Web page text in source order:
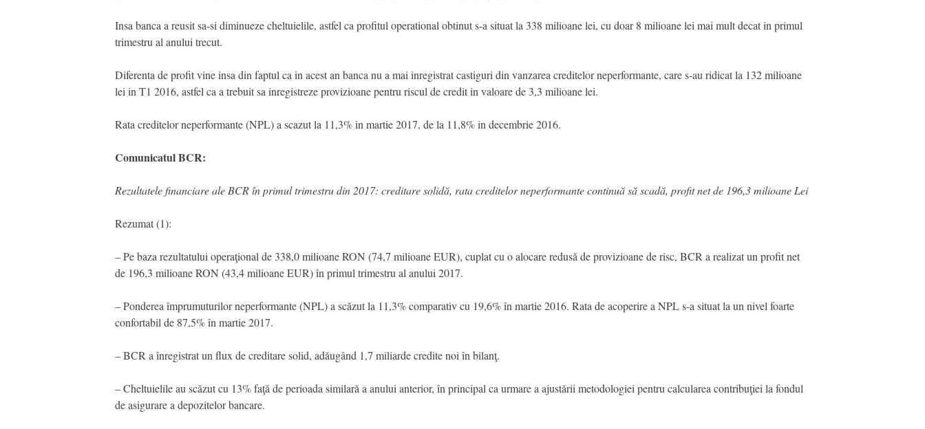
Insa banca a reusit sa-si diminueze cheltuielile, astfel ca profitul operational obtinut s-a situat la 338 milioane lei, cu doar 8 milioane lei mai mult decat in primul
trimestru al anului trecut.
Diferenta de profit vine insa din faptul ca in acest an banca nu a mai inregistrat castiguri din vanzarea creditelor neperformante, care s-au ridicat la 132 milioane
lei in T1 2016, astfel ca a trebuit sa inregistreze provizioane pentru riscul de credit in valoare de 3,3 milioane lei.
Rata creditelor neperformante (NPL) a scazut la 11,3% in martie 2017, de la 11,8% in decembrie 2016.
Comunicatul BCR:
Rezultatele financiare ale BCR în primul trimestru din 2017: creditare solidă, rata creditelor neperformante continuă să scadă, profit net de 196,3 milioane Lei
Rezumat (1):
– Pe baza rezultatului operaţional de 338,0 milioane RON (74,7 milioane EUR), cuplat cu o alocare redusă de provizioane de risc, BCR a realizat un profit net
de 196,3 milioane RON (43,4 milioane EUR) în primul trimestru al anului 2017.
– Ponderea împrumuturilor neperformante (NPL) a scăzut la 11,3% comparativ cu 19,6% în martie 2016. Rata de acoperire a NPL s-a situat la un nivel foarte
confortabil de 87,5% în martie 2017.
– BCR a înregistrat un flux de creditare solid, adăugând 1,7 miliarde credite noi în bilanţ.
– Cheltuielile au scăzut cu 13% faţă de perioada similară a anului anterior, în principal ca urmare a ajustării metodologiei pentru calcularea contribuţiei la fondul
de asigurare a depozitelor bancare.